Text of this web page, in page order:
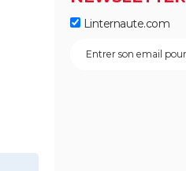
Linternaute.com